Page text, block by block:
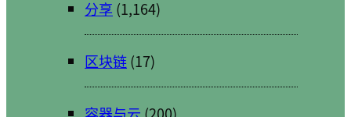
分享 (1,164)
区块链(17)